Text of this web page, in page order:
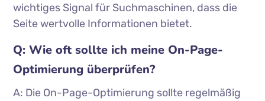
wichtiges Signal für Suchmaschinen, dass die
Seite wertvolle Informationen bietet.
Q: Wie oft sollte ich meine On-Page-
Optimierung überprüfen?
A: Die On-Page-Optimierung sollte regelmäßig